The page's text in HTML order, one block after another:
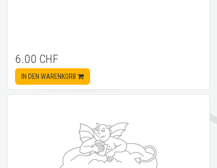
6.00 CHF
IN DEN WARENKORB